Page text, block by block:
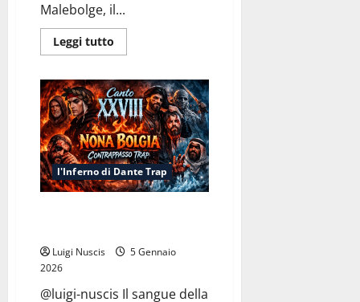
Malebolge, il...
Leggi tutto
di
Inferno
Canto
XXIX:
Malebolge
Freestyle
l'Inferno di Dante Trap
Luigi Nuscis
5 Gennaio
2026
@luigi-nuscis Il sangue della